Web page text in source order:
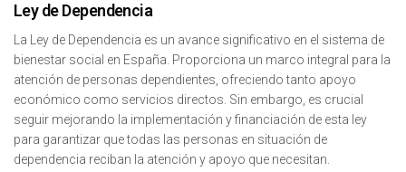
Ley de Dependencia
La Ley de Dependencia es un avance significativo en el sistema de
bienestar social en España. Proporciona un marco integral para la
atención de personas dependientes, ofreciendo tanto apoyo
económico como servicios directos. Sin embargo, es crucial
seguir mejorando la implementación y financiación de esta ley
para garantizar que todas las personas en situación de
dependencia reciban la atención y apoyo que necesitan.